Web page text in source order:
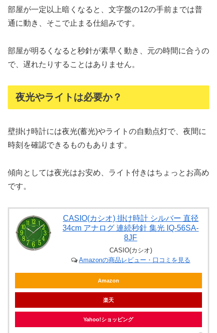
部屋が一定以上暗くなると、文字盤の12の手前までは普
通に動き、そこで止まる仕組みです。
部屋が明るくなると秒針が素早く動き、元の時間に合うの
で、遅れたりすることはありません。
夜光やライトは必要か？
壁掛け時計には夜光(蓄光)やライトの自動点灯で、夜間に
時刻を確認できるものもあります。
傾向としては夜光はお安め、ライト付きはちょっとお高め
です。
CASIO(カシオ) 掛け時計 シルバー 直径
34cm アナログ 連続秒針 集光 IQ-56SA-
8JF
CASIO(カシオ)
Amazonの商品レビュー・口コミを見る
Amazon
楽天
Yahoo!ショッピング